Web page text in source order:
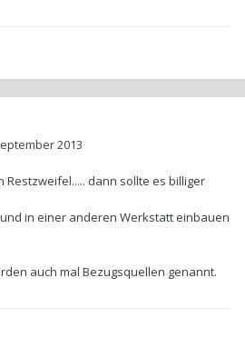
2013
Restzweifel..... dann sollte es billiger
in einer anderen Werkstatt einbauen
auch mal Bezugsquellen genannt.